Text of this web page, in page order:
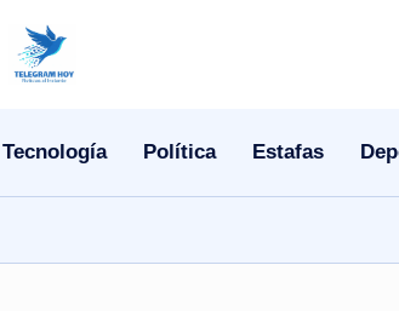
N
Tecnología Política Estafas